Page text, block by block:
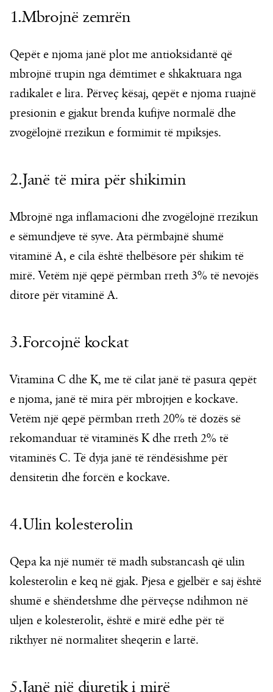
1.Mbrojnë zemrën
Qepët e njoma janë plot me antioksidantë që
mbrojnë trupin nga dëmtimet e shkaktuara nga
radikalet e lira. Përveç kësaj, qepët e njoma ruajnë
presionin e gjakut brenda kufijve normalë dhe
zvogëlojnë rrezikun e formimit të mpiksjes.
2.Janë të mira për shikimin
Mbrojnë nga inflamacioni dhe zvogëlojnë rrezikun
e sëmundjeve të syve. Ata përmbajnë shumë
vitaminë A, e cila është thelbësore për shikim të
mirë. Vetëm një qepë përmban rreth 3% të nevojës
ditore për vitaminë A.
3.Forcojnë kockat
Vitamina C dhe K, me të cilat janë të pasura qepët
e njoma, janë të mira për mbrojtjen e kockave.
Vetëm një qepë përmban rreth 20% të dozës së
rekomanduar të vitaminës K dhe rreth 2% të
vitaminës C. Të dyja janë të rëndësishme për
densitetin dhe forcën e kockave.
4.Ulin kolesterolin
Qepa ka një numër të madh substancash që ulin
kolesterolin e keq në gjak. Pjesa e gjelbër e saj është
shumë e shëndetshme dhe përveçse ndihmon në
uljen e kolesterolit, është e mirë edhe për të
rikthyer në normalitet sheqerin e lartë.
5.Janë një diuretik i mirë